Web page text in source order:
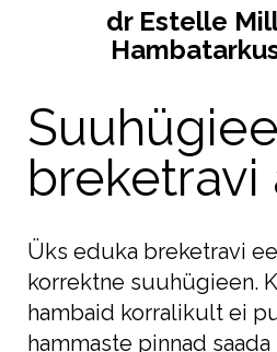
dr Estelle
breketravi
Üks eduka breketravi
korrektne suuhügieen.
hambaid korralikult ei
hammaste pinnad